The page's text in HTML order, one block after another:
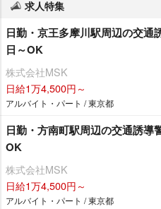
求人特集
日勤・京王多摩川駅周辺の交通
日～OK
株式会社MSK
日給1万4,500円～
アルバイト・パート / 東京都
日勤・方南町駅周辺の交通誘導
OK
株式会社MSK
日給1万4,500円～
アルバイト・パート / 東京都